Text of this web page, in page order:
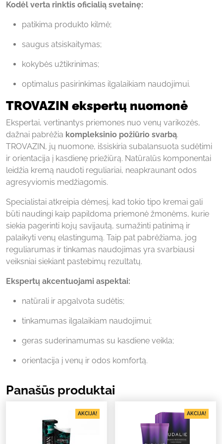
Kodėl verta rinktis oficialią svetainę:
patikima produkto kilmė;
saugus atsiskaitymas;
kokybės užtikrinimas;
optimalus pasirinkimas ilgalaikiam naudojimui.
TROVAZIN ekspertų nuomonė
Ekspertai, vertinantys priemones nuo venų varikozės,
dažnai pabrėžia kompleksinio požiūrio svarbą.
TROVAZIN, jų nuomone, išsiskiria subalansuota sudėtimi
ir orientacija į kasdienę priežiūrą. Natūralūs komponentai
leidžia kremą naudoti reguliariai, neapkraunant odos
agresyviomis medžiagomis.
Specialistai atkreipia dėmesį, kad tokio tipo kremai gali
būti naudingi kaip papildoma priemonė žmonėms, kurie
siekia pagerinti kojų savijautą, sumažinti patinimą ir
palaikyti venų elastingumą. Taip pat pabrėžiama, jog
reguliarumas ir tinkamas naudojimas yra svarbiausi
veiksniai siekiant pastebimų rezultatų.
Ekspertų akcentuojami aspektai:
natūrali ir apgalvota sudėtis;
tinkamumas ilgalaikiam naudojimui;
geras suderinamumas su kasdiene veikla;
orientacija į venų ir odos komfortą.
Panašūs produktai
AKCIJA! AKCIJA!